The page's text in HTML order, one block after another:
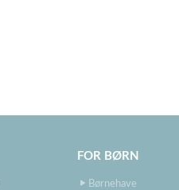
FOR BØRN
Børnehave